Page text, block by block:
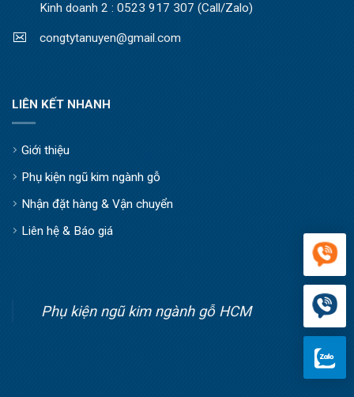
Kinh doanh 2 : 0523 917 307 (Call/Zalo)
congtytanuyen@gmail.com
LIÊN KẾT NHANH
Giới thiệu
Phụ kiện ngũ kim ngành gỗ
Nhận đặt hàng & Vận chuyển
Liên hệ & Báo giá
Phụ kiện ngũ kim ngành gỗ HCM